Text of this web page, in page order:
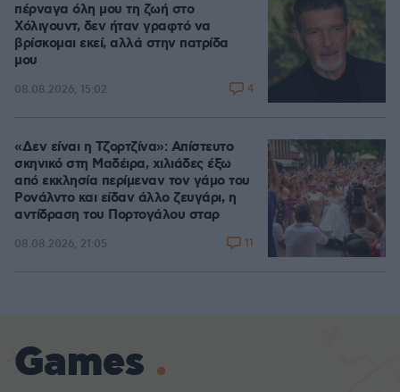
πέρναγα όλη μου τη ζωή στο
Χόλιγουντ, δεν ήταν γραφτό να
βρίσκομαι εκεί, αλλά στην πατρίδα
μου
08.08.2026, 15:02 4
«Δεν είναι η Τζορτζίνα»: Απίστευτο
σκηνικό στη Μαδέιρα, χιλιάδες έξω
από εκκλησία περίμεναν τον γάμο του
Ρονάλντο και είδαν άλλο ζευγάρι, η
αντίδραση του Πορτογάλου σταρ
08.08.2026, 21:05 11
Games